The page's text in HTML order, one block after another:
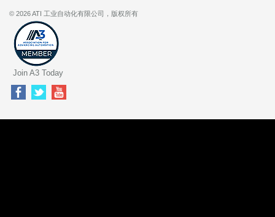
© 2026 ATI 工业自动化有限公司，版权所有
Join A3 Today